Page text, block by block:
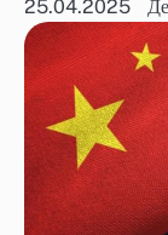
25.04.2025